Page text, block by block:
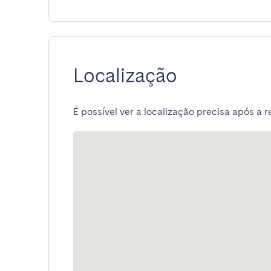
Localização
É possível ver a localização precisa após a